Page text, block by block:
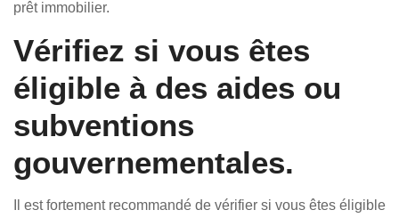
prêt immobilier.
Vérifiez si vous êtes
éligible à des aides ou
subventions
gouvernementales.
Il est fortement recommandé de vérifier si vous êtes éligible